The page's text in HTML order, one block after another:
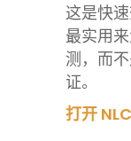
这是快
最实用
测，而
证。
打开